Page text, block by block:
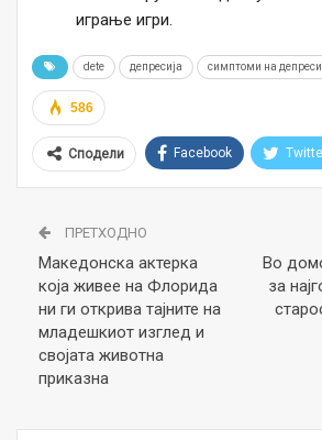
играње игри.
dete депресија симптоми на
586
Сподели Facebook
ПРЕТХОДНО
Македонска актерка
која живее на Флорида
ни ги открива тајните на
младешкиот изглед и
својата животна
приказна
Во
за